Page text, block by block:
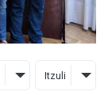
Itzuli